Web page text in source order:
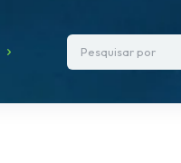
Pesquisar por